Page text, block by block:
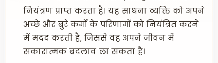
नियंत्रण प्राप्त करता है। यह साधना व्यक्ति को अपने
अच्छे और बुरे कर्मों के परिणामों को नियंत्रित करने
में मदद करती है, जिससे वह अपने जीवन में
सकारात्मक बदलाव ला सकता है।